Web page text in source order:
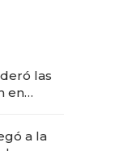
las
en
a la